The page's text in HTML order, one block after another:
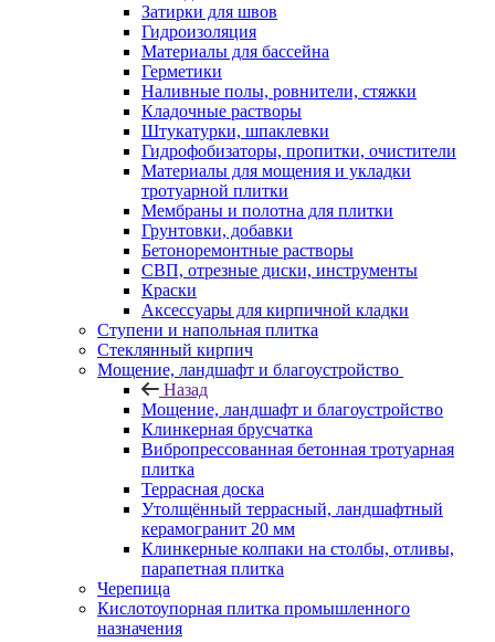
Затирки для швов
Гидроизоляция
Материалы для бассейна
Герметики
Наливные полы, ровнители, стяжки
Кладочные растворы
Штукатурки, шпаклевки
Гидрофобизаторы, пропитки, очистители
Материалы для мощения и укладки
тротуарной плитки
Мембраны и полотна для плитки
Грунтовки, добавки
Бетоноремонтные растворы
СВП, отрезные диски, инструменты
Краски
Аксессуары для кирпичной кладки
Ступени и напольная плитка
Cтеклянный кирпич
Мощение, ландшафт и благоустройство
Назад
Мощение, ландшафт и благоустройство
Клинкерная брусчатка
Вибропрессованная бетонная тротуарная
плитка
Террасная доска
Утолщённый террасный, ландшафтный
керамогранит 20 мм
Клинкерные колпаки на столбы, отливы,
парапетная плитка
Черепица
Кислотоупорная плитка промышленного
назначения